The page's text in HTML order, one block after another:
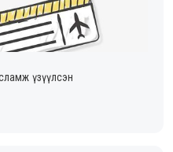
үзүүлсэн